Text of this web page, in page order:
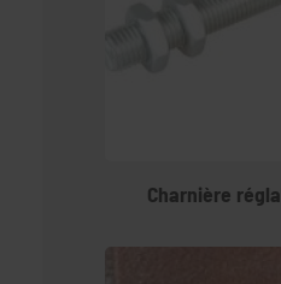
Charnière